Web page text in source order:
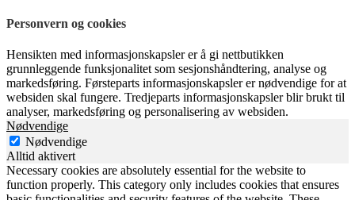
Personvern og cookies
Hensikten med informasjonskapsler er å gi nettbutikken
grunnleggende funksjonalitet som sesjonshåndtering, analyse og
markedsføring. Førsteparts informasjonskapsler er nødvendige for at
websiden skal fungere. Tredjeparts informasjonskapsler blir brukt til
analyser, markedsføring og personalisering av websiden.
Nødvendige
Nødvendige
Alltid aktivert
Necessary cookies are absolutely essential for the website to
function properly. This category only includes cookies that ensures